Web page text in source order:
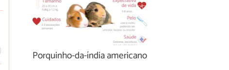
Porquinho-da-índia americano